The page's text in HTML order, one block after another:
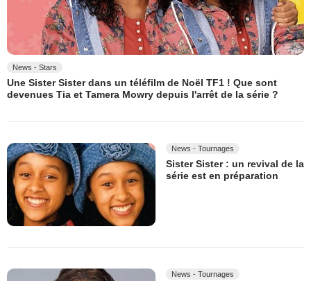
News - Stars
Une Sister Sister dans un téléfilm de Noël TF1 ! Que sont
devenues Tia et Tamera Mowry depuis l'arrêt de la série ?
News - Tournages
Sister Sister : un revival de la
série est en préparation
News - Tournages